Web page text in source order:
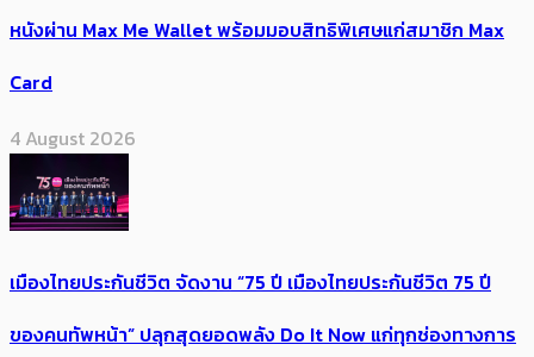
หนังผ่าน Max Me Wallet พร้อมมอบสิทธิพิเศษแก่สมาชิก Max
Card
4 August 2026
เมืองไทยประกันชีวิต จัดงาน “75 ปี เมืองไทยประกันชีวิต 75 ปี
ของคนทัพหน้า” ปลุกสุดยอดพลัง Do It Now แก่ทุกช่องทางการ